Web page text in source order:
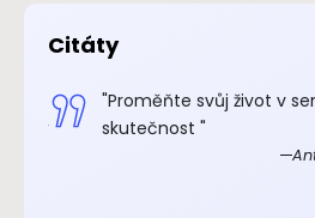
Citáty
"Proměňte svůj život v
skutečnost "